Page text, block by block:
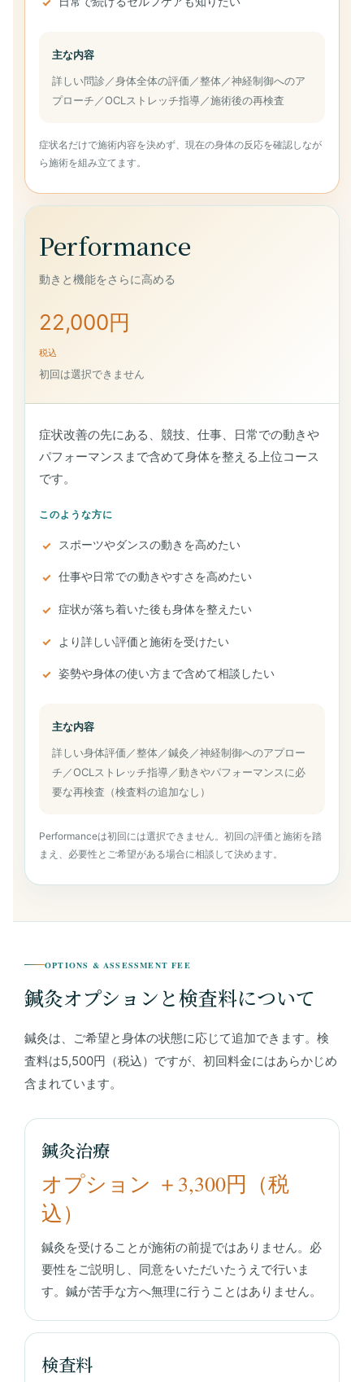
主な内容
詳しい問診／身体全体の評価／整体／神経制御へのア
プローチ／OCLストレッチ指導／施術後の再検査
症状名だけで施術内容を決めず、現在の身体の反応を確認しなが
ら施術を組み立てます。
Performance
動きと機能をさらに高める
22,000円
税込
初回は選択できません
症状改善の先にある、競技、仕事、日常での動きや
パフォーマンスまで含めて身体を整える上位コース
です。
このような方に
スポーツやダンスの動きを高めたい
仕事や日常での動きやすさを高めたい
症状が落ち着いた後も身体を整えたい
より詳しい評価と施術を受けたい
姿勢や身体の使い方まで含めて相談したい
主な内容
詳しい身体評価／整体／鍼灸／神経制御へのアプロー
チ／OCLストレッチ指導／動きやパフォーマンスに必
要な再検査（検査料の追加なし）
Performanceは初回には選択できません。初回の評価と施術を踏
まえ、必要性とご希望がある場合に相談して決めます。
OPTIONS & ASSESSMENT FEE
鍼灸オプションと検査料について
鍼灸は、ご希望と身体の状態に応じて追加できます。検
査料は5,500円（税込）ですが、初回料金にはあらかじめ
含まれています。
鍼灸治療
オプション ＋3,300円（税
込）
鍼灸を受けることが施術の前提ではありません。必
要性をご説明し、同意をいただいたうえで行いま
す。鍼が苦手な方へ無理に行うことはありません。
検査料